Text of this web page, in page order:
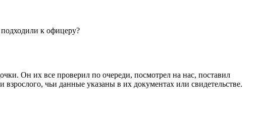
к офицеру?
Он их все проверил по очереди, посмотрел на нас, поставил
чьи данные указаны в их документах или свидетельстве.